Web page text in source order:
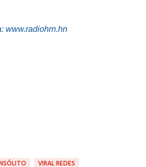
www.radiohrn.hn
VIRAL REDES